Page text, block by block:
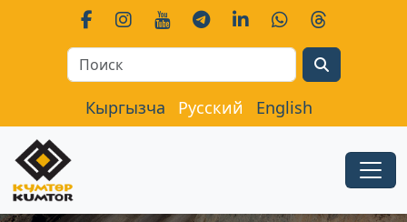
Кыргызча Русский English